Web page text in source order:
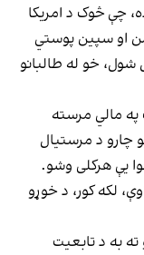
چې څوک د امریکا
او سپین پوستي
شول، خو له طالبانو
په مالي مرسته
چارو د مرستیال
یې هرکلی وشو.
لکه کور، د خوړو
ته به د تابعیت